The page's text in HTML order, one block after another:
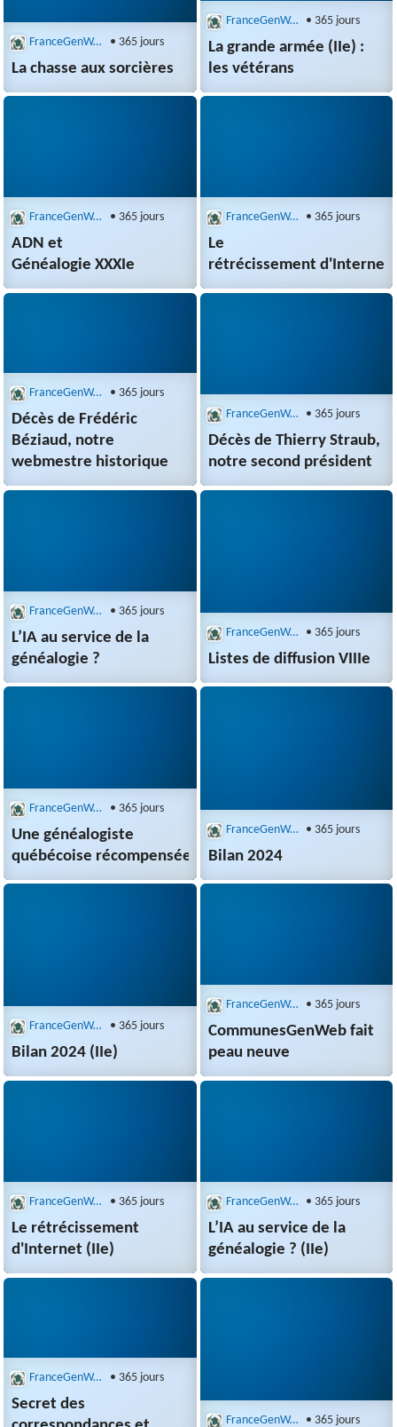
FranceGenWeb : Recherche multibases • 365 jours
La chasse aux sorcières
FranceGenWeb : Recherche multibases • 365 jours
La grande armée (IIe) :
les vétérans
FranceGenWeb : Recherche multibases • 365 jours
ADN et
Généalogie XXXIe
FranceGenWeb : Recherche multibases • 365 jours
Le
rétrécissement d'Internet
FranceGenWeb : Recherche multibases • 365 jours
Décès de Frédéric
Béziaud, notre
webmestre historique
FranceGenWeb : Recherche multibases • 365 jours
Décès de Thierry Straub,
notre second président
FranceGenWeb : Recherche multibases • 365 jours
L’IA au service de la
généalogie ?
FranceGenWeb : Recherche multibases • 365 jours
Listes de diffusion VIIIe
FranceGenWeb : Recherche multibases • 365 jours
Une généalogiste
québécoise récompensée
FranceGenWeb : Recherche multibases • 365 jours
Bilan 2024
FranceGenWeb : Recherche multibases • 365 jours
Bilan 2024 (IIe)
FranceGenWeb : Recherche multibases • 365 jours
CommunesGenWeb fait
peau neuve
FranceGenWeb : Recherche multibases • 365 jours
Le rétrécissement
d'Internet (IIe)
FranceGenWeb : Recherche multibases • 365 jours
L’IA au service de la
généalogie ? (IIe)
FranceGenWeb : Recherche multibases • 365 jours
Secret des
FranceGenWeb : Recherche multibases • 365 jours